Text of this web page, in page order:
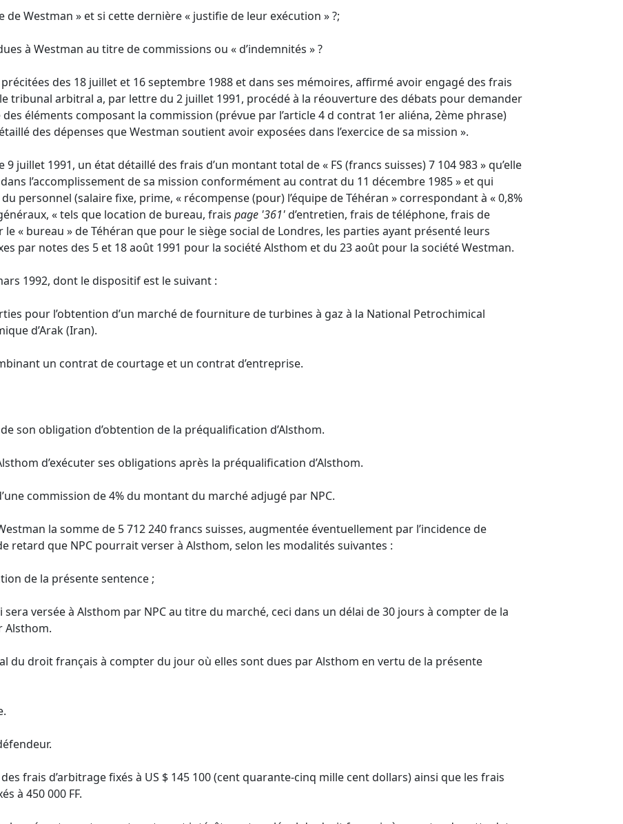
Westman » et si cette dernière « justifie de leur exécution » ?;
à Westman au titre de commissions ou « d’indemnités » ?
des 18 juillet et 16 septembre 1988 et dans ses mémoires, affirmé avoir engagé des frais
tribunal arbitral a, par lettre du 2 juillet 1991, procédé à la réouverture des débats pour demander
éléments composant la commission (prévue par l’article 4 d contrat 1er aliéna, 2ème phrase)
des dépenses que Westman soutient avoir exposées dans l’exercice de sa mission ».
juillet 1991, un état détaillé des frais d’un montant total de « FS (francs suisses) 7 104 983 » qu’elle
l’accomplissement de sa mission conformément au contrat du 11 décembre 1985 » et qui
personnel (salaire fixe, prime, « récompense (pour) l’équipe de Téhéran » correspondant à « 0,8%
« tels que location de bureau, frais page '361'd’entretien, frais de téléphone, frais de
« bureau » de Téhéran que pour le siège social de Londres, les parties ayant présenté leurs
par notes des 5 et 18 août 1991 pour la société Alsthom et du 23 août pour la société Westman.
1992, dont le dispositif est le suivant :
pour l’obtention d’un marché de fourniture de turbines à gaz à la National Petrochimical
d’Arak (Iran).
un contrat de courtage et un contrat d’entreprise.
son obligation d’obtention de la préqualification d’Alsthom.
d’exécuter ses obligations après la préqualification d’Alsthom.
commission de 4% du montant du marché adjugé par NPC.
la somme de 5 712 240 francs suisses, augmentée éventuellement par l’incidence de
retard que NPC pourrait verser à Alsthom, selon les modalités suivantes :
de la présente sentence ;
versée à Alsthom par NPC au titre du marché, ceci dans un délai de 30 jours à compter de la
Alsthom.
du droit français à compter du jour où elles sont dues par Alsthom en vertu de la présente
frais d’arbitrage fixés à US $ 145 100 (cent quarante-cinq mille cent dollars) ainsi que les frais
à 450 000 FF.